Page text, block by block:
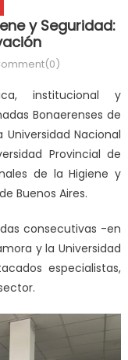
y Seguridad:
institucional y
Bonaerenses de
Universidad Nacional
Provincial de
de la Higiene y
Buenos Aires.
consecutivas -en
y la Universidad
especialistas,